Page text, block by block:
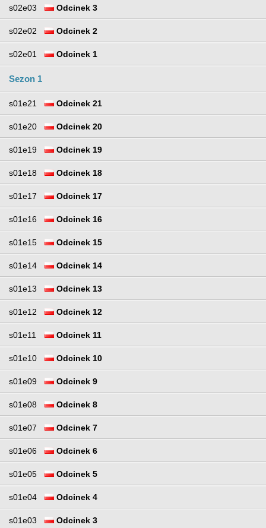
s02e03 Odcinek 3
s02e02 Odcinek 2
s02e01 Odcinek 1
Sezon 1
s01e21 Odcinek 21
s01e20 Odcinek 20
s01e19 Odcinek 19
s01e18 Odcinek 18
s01e17 Odcinek 17
s01e16 Odcinek 16
s01e15 Odcinek 15
s01e14 Odcinek 14
s01e13 Odcinek 13
s01e12 Odcinek 12
s01e11 Odcinek 11
s01e10 Odcinek 10
s01e09 Odcinek 9
s01e08 Odcinek 8
s01e07 Odcinek 7
s01e06 Odcinek 6
s01e05 Odcinek 5
s01e04 Odcinek 4
s01e03 Odcinek 3